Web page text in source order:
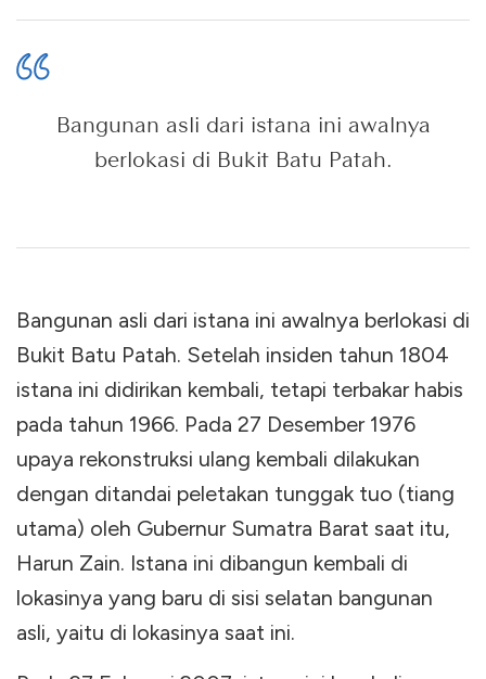
Bangunan asli dari istana ini awalnya
berlokasi di Bukit Batu Patah.
Bangunan asli dari istana ini awalnya berlokasi di
Bukit Batu Patah. Setelah insiden tahun 1804
istana ini didirikan kembali, tetapi terbakar habis
pada tahun 1966. Pada 27 Desember 1976
upaya rekonstruksi ulang kembali dilakukan
dengan ditandai peletakan tunggak tuo (tiang
utama) oleh Gubernur Sumatra Barat saat itu,
Harun Zain. Istana ini dibangun kembali di
lokasinya yang baru di sisi selatan bangunan
asli, yaitu di lokasinya saat ini.